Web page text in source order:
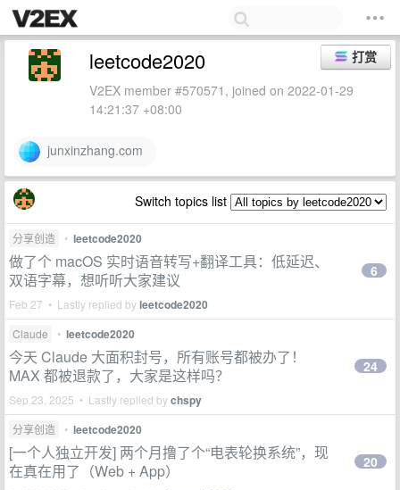
打赏
leetcode2020
V2EX member #570571, joined on 2022-01-29
14:21:37 +08:00
junxinzhang.com
Switch topics list
分享创造 • leetcode2020
做了个 macOS 实时语音转写+翻译工具：低延迟、
双语字幕，想听听大家建议
Feb 27 • Lastly replied byleetcode2020
6
Claude • leetcode2020
今天 Claude 大面积封号，所有账号都被办了！
MAX 都被退款了，大家是这样吗？
Sep 23, 2025 • Lastly replied bychspy
24
分享创造 • leetcode2020
[一个人独立开发] 两个月撸了个“电表轮换系统”，现
在真在用了（Web + App）
20